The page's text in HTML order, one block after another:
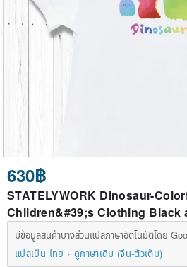
630฿
STATELYWORK Dinosaur-
Children&#39;s Clothing Black
มีข้อมูลสินค้าบางส่วนแปลภาษาอัตโนมัติโดย
แปลเป็น ไทย
ดูภาษาเดิม (จีน-ตัวเต็ม)